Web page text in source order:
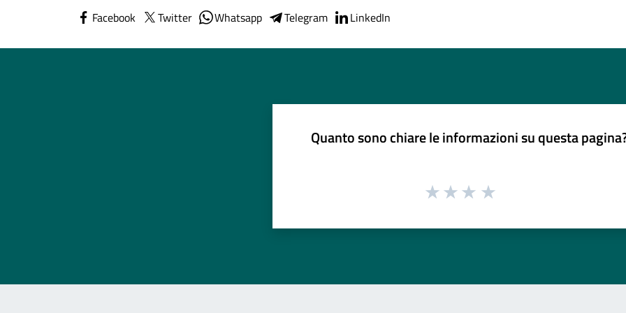
Facebook Twitter Whatsapp Telegram LinkedIn
Quanto sono chiare le informazioni su questa